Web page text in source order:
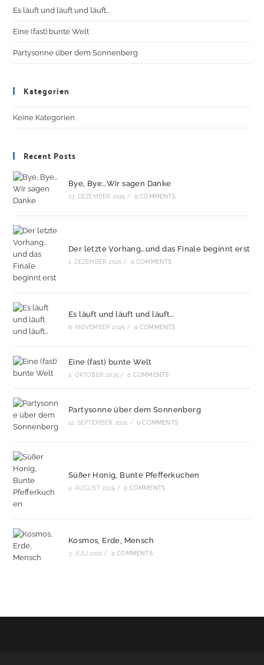
Es läuft und läuft und läuft…
Eine (fast) bunte Welt
Partysonne über dem Sonnenberg
Kategorien
Keine Kategorien
Recent Posts
Bye, Bye…Wir sagen Danke
23. DEZEMBER 2025 / 0 COMMENTS
Der letzte Vorhang…und das Finale beginnt erst
1. DEZEMBER 2025 / 0 COMMENTS
Es läuft und läuft und läuft…
6. NOVEMBER 2025 / 0 COMMENTS
Eine (fast) bunte Welt
2. OKTOBER 2025 / 0 COMMENTS
Partysonne über dem Sonnenberg
12. SEPTEMBER 2025 / 0 COMMENTS
Süßer Honig, Bunte Pfefferkuchen
4. AUGUST 2025 / 0 COMMENTS
Kosmos, Erde, Mensch
3. JULI 2025 / 0 COMMENTS